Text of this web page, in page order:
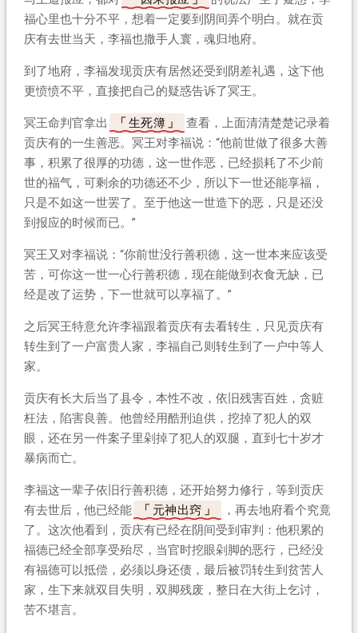
福心里也十分不平，想着一定要到阴间弄个明白。就在贡
庆有去世当天，李福也撒手人寰，魂归地府。
到了地府，李福发现贡庆有居然还受到阴差礼遇，这下他
更愤愤不平，直接把自己的疑惑告诉了冥王。
冥王命判官拿出 生死簿
查看，上面清清楚楚记录着
贡庆有的一生善恶。冥王对李福说：“他前世做了很多大善
事，积累了很厚的功德，这一世作恶，已经损耗了不少前
世的福气，可剩余的功德还不少，所以下一世还能享福，
只是不如这一世罢了。至于他这一世造下的恶，只是还没
到报应的时候而已。”
冥王又对李福说：“你前世没行善积德，这一世本来应该受
苦，可你这一世一心行善积德，现在能做到衣食无缺，已
经是改了运势，下一世就可以享福了。”
之后冥王特意允许李福跟着贡庆有去看转生，只见贡庆有
转生到了一户富贵人家，李福自己则转生到了一户中等人
家。
贡庆有长大后当了县令，本性不改，依旧残害百姓，贪赃
枉法，陷害良善。他曾经用酷刑迫供，挖掉了犯人的双
眼，还在另一件案子里剁掉了犯人的双腿，直到七十岁才
暴病而亡。
李福这一辈子依旧行善积德，还开始努力修行，等到贡庆
有去世后，他已经能
元神出窍
，再去地府看个究竟
了。这次他看到，贡庆有已经在阴间受到审判：他积累的
福德已经全部享受殆尽，当官时挖眼剁脚的恶行，已经没
有福德可以抵偿，必须以身还债，最后被罚转生到贫苦人
家，生下来就双目失明，双脚残废，整日在大街上乞讨，
苦不堪言。